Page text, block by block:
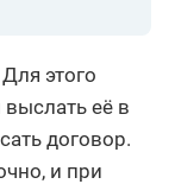
этого
её в
договор.
и при